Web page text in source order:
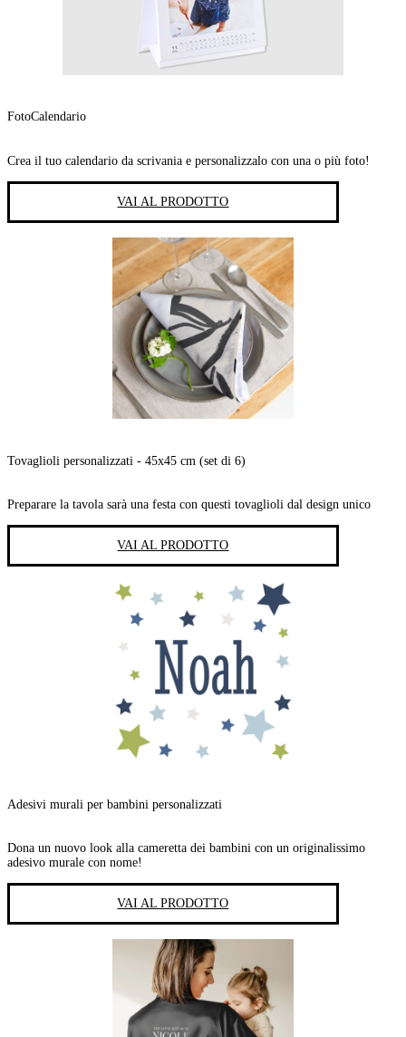
FotoCalendario
Crea il tuo calendario da scrivania e personalizzalo con una o più foto!
VAI AL PRODOTTO
Tovaglioli personalizzati - 45x45 cm (set di 6)
Preparare la tavola sarà una festa con questi tovaglioli dal design unico
VAI AL PRODOTTO
Adesivi murali per bambini personalizzati
Dona un nuovo look alla cameretta dei bambini con un originalissimo
adesivo murale con nome!
VAI AL PRODOTTO